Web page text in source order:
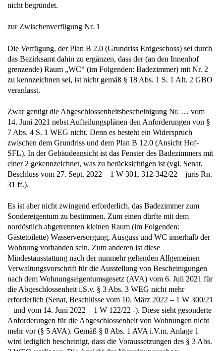
nicht begründet.
zur Zwischenverfügung Nr. 1
Die Verfügung, der Plan B 2.0 (Grundriss Erdgeschoss) sei durch
das Bezirksamt dahin zu ergänzen, dass der (an den Innenhof
grenzende) Raum „WC“ (im Folgenden: Badezimmer) mit Nr. 2
zu kennzeichnen sei, ist nicht gemäß § 18 Abs. 1 S. 1 Alt. 2 GBO
veranlasst.
Zwar genügt die Abgeschlossenheitsbescheinigung Nr. … vom
14. Juni 2021 nebst Aufteilungsplänen den Anforderungen von §
7 Abs. 4 S. 1 WEG nicht. Denn es besteht ein Widerspruch
zwischen dem Grundriss und dem Plan B 12.0 (Ansicht Hof-
SFL). In der Gebäudeansicht ist das Fenster des Badezimmers mit
einer 2 gekennzeichnet, was zu berücksichtigen ist (vgl. Senat,
Beschluss vom 27. Sept. 2022 – 1 W 301, 312-342/22 – juris Rn.
31 ff.).
Es ist aber nicht zwingend erforderlich, das Badezimmer zum
Sondereigentum zu bestimmen. Zum einen dürfte mit dem
nordöstlich abgetrennten kleinen Raum (im Folgenden:
Gästetoilette) Wasserversorgung, Ausguss und WC innerhalb der
Wohnung vorhanden sein. Zum anderen ist diese
Mindestausstattung nach der nunmehr geltenden Allgemeinen
Verwaltungsvorschrift für die Ausstellung von Bescheinigungen
nach dem Wohnungseigentumsgesetz (AVA) vom 6. Juli 2021 für
die Abgeschlossenheit i.S.v. § 3 Abs. 3 WEG nicht mehr
erforderlich (Senat, Beschlüsse vom 10. März 2022 – 1 W 300/21
– und vom 14. Juni 2022 – 1 W 122/22 -). Diese sieht gesonderte
Anforderungen für die Abgeschlossenheit von Wohnungen nicht
mehr vor (§ 5 AVA). Gemäß § 8 Abs. 1 AVA i.V.m. Anlage 1
wird lediglich bescheinigt, dass die Voraussetzungen des § 3 Abs.